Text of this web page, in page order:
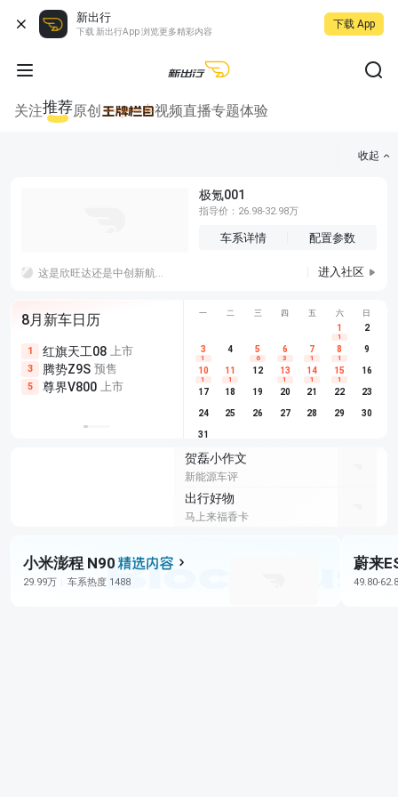
新出行
下载 新出行App 浏览更多精彩内容
下载 App
关注推荐原创 视频直播专题体验
收起
极氪001
指导价：26.98-32.98万
车系详情 配置参数
这是欣旺达还是中创新航啊 进入社区
8月新车日历
1 红旗天工08 上市
3 腾势Z9S 预售
5 尊界V800 上市
尊界V680 上市
享界G9 预售
别克至境L7 预售
埃安
长城H10
深蓝S05
一 二 三 四 五 六 日
1
1
2
3
1
4 5
6
6
3
7
1
8
1
9
10
1
11
1
12 13
1
14
1
15
1
16
17 18 19 20 21 22 23
24 25 26 27 28 29 30
31
贺磊小作文
新能源车评
出行好物
马上来福香卡
小米澎程 N90
29.99万 车系热度 1488
蔚来
49.80-